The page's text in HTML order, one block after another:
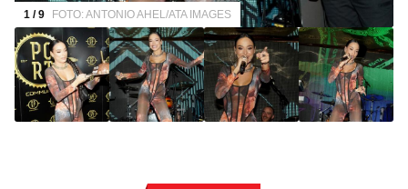
1 / 9 FOTO: ANTONIO AHEL/ATA IMAGES